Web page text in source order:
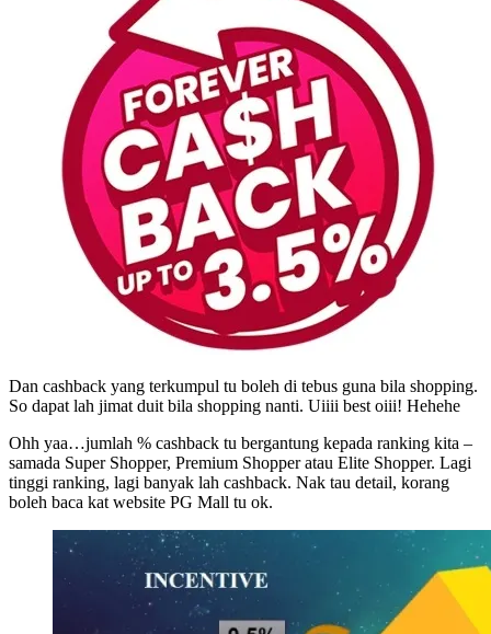
Dan cashback yang terkumpul tu boleh di tebus guna bila shopping.
So dapat lah jimat duit bila shopping nanti. Uiiii best oiii! Hehehe
Ohh yaa…jumlah % cashback tu bergantung kepada ranking kita –
samada Super Shopper, Premium Shopper atau Elite Shopper. Lagi
tinggi ranking, lagi banyak lah cashback. Nak tau detail, korang
boleh baca kat website PG Mall tu ok.